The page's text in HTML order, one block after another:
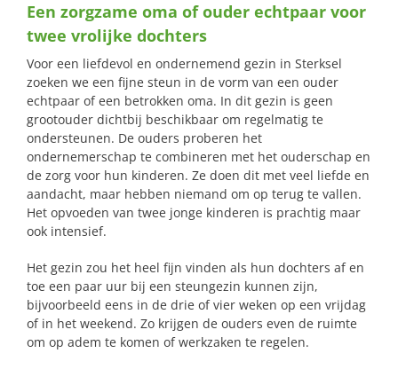
naar:
Een zorgzame oma of ouder echtpaar voor
twee vrolijke dochters
Voor een liefdevol en ondernemend gezin in Sterksel
zoeken we een fijne steun in de vorm van een ouder
echtpaar of een betrokken oma. In dit gezin is geen
grootouder dichtbij beschikbaar om regelmatig te
ondersteunen. De ouders proberen het
ondernemerschap te combineren met het ouderschap en
de zorg voor hun kinderen. Ze doen dit met veel liefde en
aandacht, maar hebben niemand om op terug te vallen.
Het opvoeden van twee jonge kinderen is prachtig maar
ook intensief.
Het gezin zou het heel fijn vinden als hun dochters af en
toe een paar uur bij een steungezin kunnen zijn,
bijvoorbeeld eens in de drie of vier weken op een vrijdag
of in het weekend. Zo krijgen de ouders even de ruimte
om op adem te komen of werkzaken te regelen.